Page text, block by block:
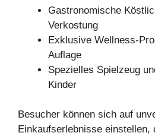
Gastronomische
Verkostung
Exklusive Wellness-
Auflage
Spezielles Spielzeug
Kinder
Besucher können sich auf
Einkaufserlebnisse einstellen,